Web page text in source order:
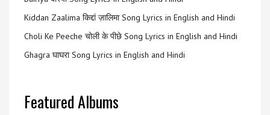
Kiddan Zaalima किद्दां ज़ालिमा Song Lyrics in English and Hindi
Choli Ke Peeche चोली के पीछे Song Lyrics in English and Hindi
Ghagra घाघरा Song Lyrics in English and Hindi
Featured Albums